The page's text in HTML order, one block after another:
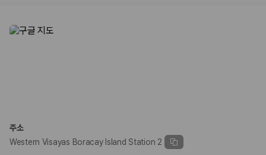
주소
Western Visayas Boracay Island Station 2